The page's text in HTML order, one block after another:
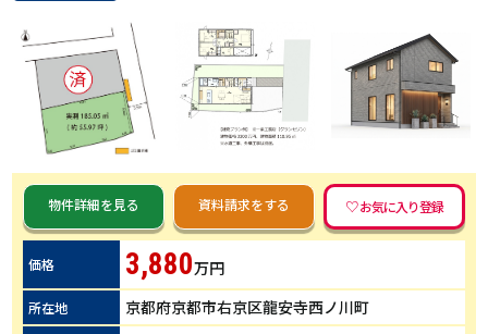
物件詳細を見る 資料請求をする
価格 3,880万円
所在地 京都府京都市右京区龍安寺西ノ川町